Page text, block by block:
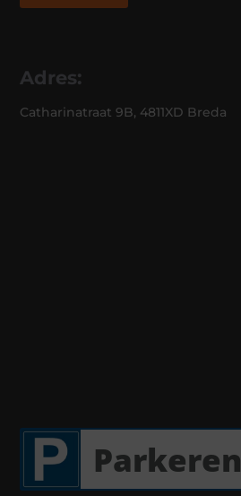
Adres:
Catharinatraat 9B, 4811XD Breda
Parkeren